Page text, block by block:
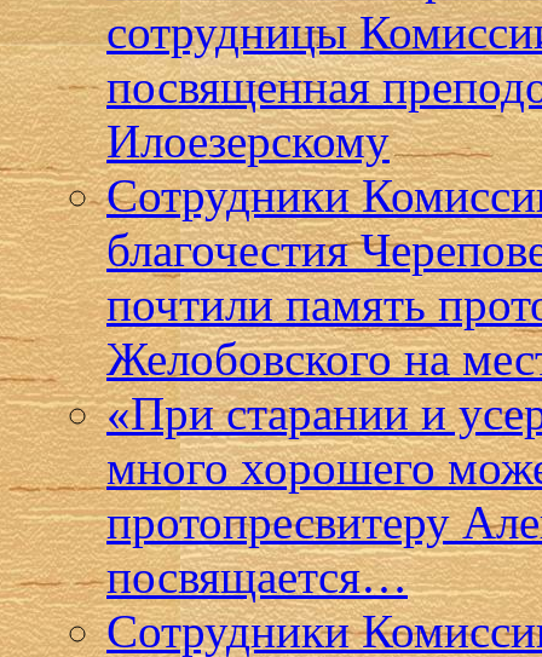
сотрудницы
посвященная
Илоезерскому
Сотрудники
благочестия
почтили память
Желобовского на
«При старании и
много хорошего
протопресвитеру
посвящается…
Сотрудники